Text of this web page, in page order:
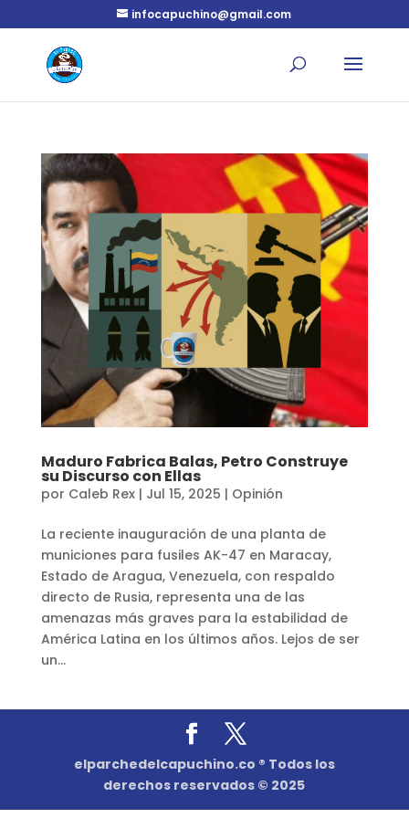
infocapuchino@gmail.com
Maduro Fabrica Balas, Petro Construye
su Discurso con Ellas
por Caleb Rex| Jul 15, 2025 | Opinión
La reciente inauguración de una planta de
municiones para fusiles AK-47 en Maracay,
Estado de Aragua, Venezuela, con respaldo
directo de Rusia, representa una de las
amenazas más graves para la estabilidad de
América Latina en los últimos años. Lejos de ser
un...
elparchedelcapuchino.co ® Todos los
derechos reservados © 2025